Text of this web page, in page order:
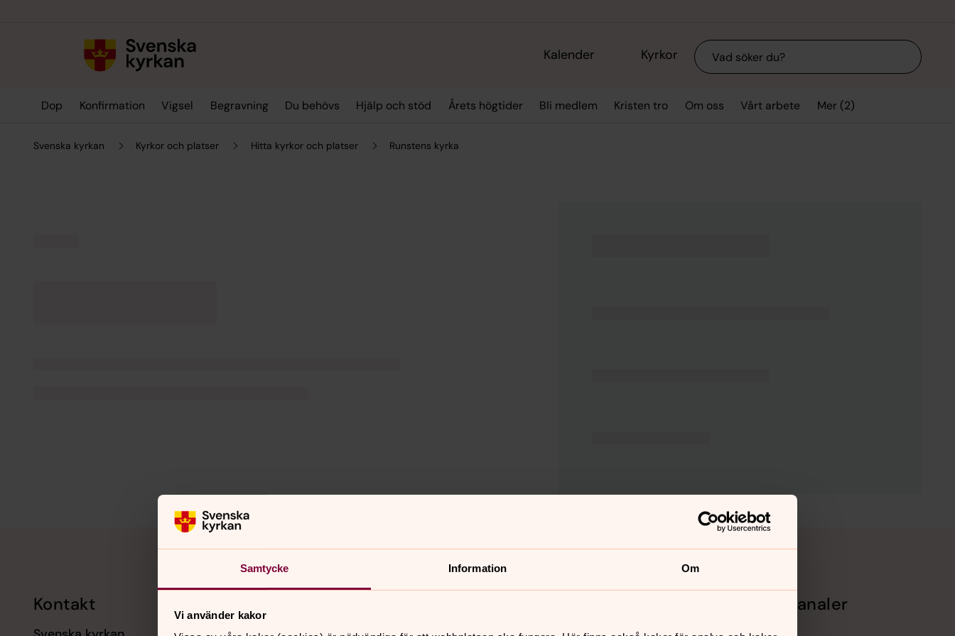
Samtycke Information Om
Vi använder kakor
Kalender Kyrkor Sök
Dop Konfirmation Vigsel Begravning Du behövs Hjälp och stöd Årets högtider Bli medlem Kristen tro Om oss Vårt arbete Mer (2)
Svenska kyrkan Kyrkor och platser Hitta kyrkor och platser Runstens kyrka
Kontakt Sociala kanaler